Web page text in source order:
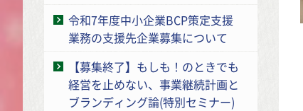
令和7年度中小企業BCP策定支援
業務の支援先企業募集について
【募集終了】もしも！のときでも
経営を止めない、事業継続計画と
ブランディング論(特別セミナー)